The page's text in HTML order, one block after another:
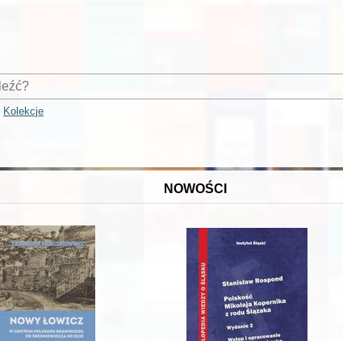
Kolekcje
NOWOŚCI